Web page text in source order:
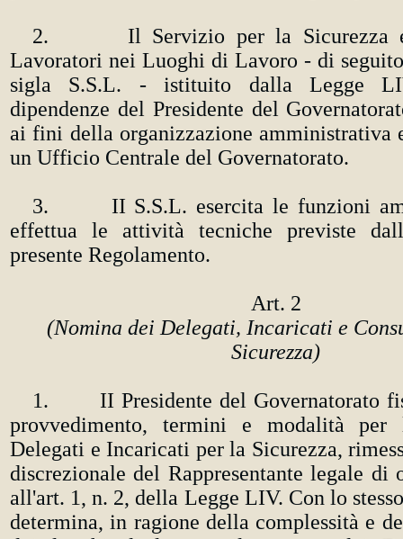
2. Il Servizio per la Sicurezza e
Lavoratori nei Luoghi di Lavoro - di
sigla S.S.L. - istituito dalla Legge
dipendenze del Presidente del
ai fini della organizzazione amministrativa
un Ufficio Centrale del Governatorato.
3. II S.S.L. esercita le funzioni
effettua le attività tecniche previste
presente Regolamento.
Art. 2
(Nomina dei Delegati, Incaricati e
Sicurezza)
1. II Presidente del Governatorato
provvedimento, termini e modalità
Delegati e Incaricati per la Sicurezza,
discrezionale del Rappresentante legale
all'art. 1, n. 2, della Legge LIV. Con lo
determina, in ragione della complessità e